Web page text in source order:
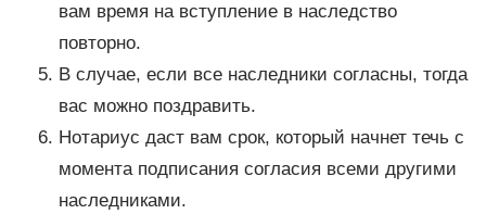
вам время на вступление в наследство
повторно.
В случае, если все наследники согласны, тогда
вас можно поздравить.
Нотариус даст вам срок, который начнет течь с
момента подписания согласия всеми другими
наследниками.